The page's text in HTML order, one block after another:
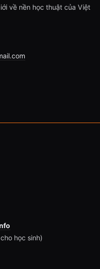
về nền học thuật của Việt
học sinh)